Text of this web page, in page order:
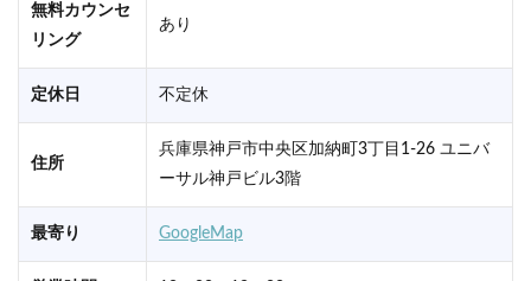
無料カウンセ
リング
あり
定休日 不定休
住所
兵庫県神戸市中央区加納町3丁目1-26 ユニバ
ーサル神戸ビル3階
最寄り GoogleMap